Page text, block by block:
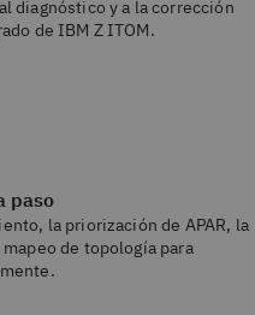
diagnóstico y a la corrección
de IBM Z ITOM.
paso
la priorización de APAR, la
de topología para